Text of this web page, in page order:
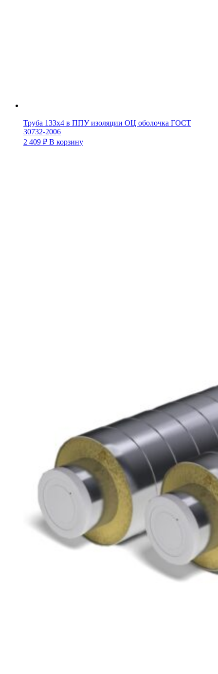
Труба 133х4 в ППУ изоляции ОЦ оболочка ГОСТ
30732-2006
2 409 ₽ В корзину